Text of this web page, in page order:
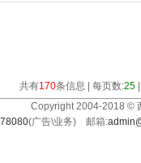
共有170条信息 | 每页数:25|
Copyright 2004-2018 ©
(广告\业务) 邮箱: